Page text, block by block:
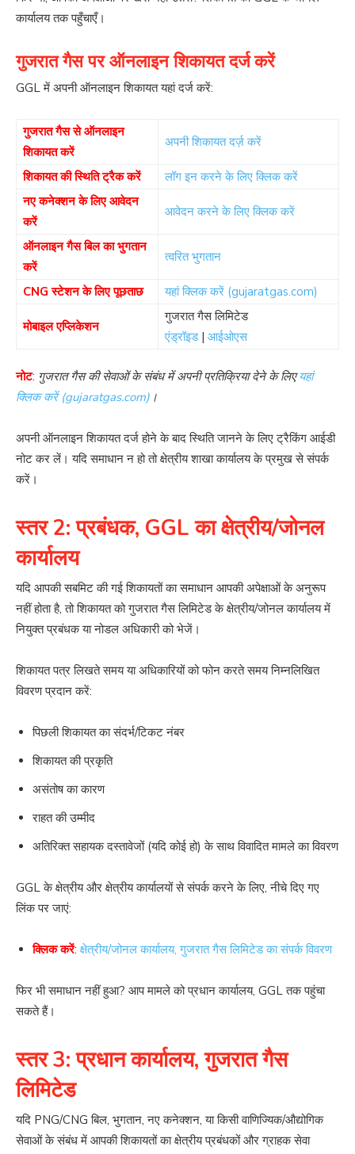
कार्यालय तक पहुँचाएँ।
गुजरात गैस पर ऑनलाइन शिकायत दर्ज करें
GGL में अपनी ऑनलाइन शिकायत यहां दर्ज करें:
गुजरात गैस से ऑनलाइन
शिकायत करें
अपनी शिकायत दर्ज़ करें
शिकायत की स्थिति ट्रैक करें
लॉग इन करने के लिए क्लिक करें
नए कनेक्शन के लिए आवेदन
करें
आवेदन करने के लिए क्लिक करें
ऑनलाइन गैस बिल का भुगतान
करें
त्वरित भुगतान
CNG स्टेशन के लिए पूछताछ यहां क्लिक करें (gujaratgas.com)
मोबाइल एप्लिकेशन
गुजरात गैस लिमिटेड
एंड्रॉइड| आईओएस
नोट: गुजरात गैस की सेवाओं के संबंध में अपनी प्रतिक्रिया देने के लिएयहां
क्लिक करें (gujaratgas.com) ।
अपनी ऑनलाइन शिकायत दर्ज होने के बाद स्थिति जानने के लिए ट्रैकिंग आईडी
नोट कर लें। यदि समाधान न हो तो क्षेत्रीय शाखा कार्यालय के प्रमुख से संपर्क
करें।
स्तर 2: प्रबंधक, GGL का क्षेत्रीय/जोनल
कार्यालय
यदि आपकी सबमिट की गई शिकायतों का समाधान आपकी अपेक्षाओं के अनुरूप
नहीं होता है, तो शिकायत को गुजरात गैस लिमिटेड के क्षेत्रीय/जोनल कार्यालय में
नियुक्त प्रबंधक या नोडल अधिकारी को भेजें।
शिकायत पत्र लिखते समय या अधिकारियों को फोन करते समय निम्नलिखित
विवरण प्रदान करें:
पिछली शिकायत का संदर्भ/टिकट नंबर
शिकायत की प्रकृति
असंतोष का कारण
राहत की उम्मीद
अतिरिक्त सहायक दस्तावेजों (यदि कोई हो) के साथ विवादित मामले का विवरण
GGL के क्षेत्रीय और क्षेत्रीय कार्यालयों से संपर्क करने के लिए, नीचे दिए गए
लिंक पर जाएं:
क्लिक करें: क्षेत्रीय/जोनल कार्यालय, गुजरात गैस लिमिटेड का संपर्क विवरण
फिर भी समाधान नहीं हुआ? आप मामले को प्रधान कार्यालय, GGL तक पहुंचा
सकते हैं।
स्तर 3: प्रधान कार्यालय, गुजरात गैस
लिमिटेड
यदि PNG/CNG बिल, भुगतान, नए कनेक्शन, या किसी वाणिज्यिक/औद्योगिक
सेवाओं के संबंध में आपकी शिकायतों का क्षेत्रीय प्रबंधकों और ग्राहक सेवा